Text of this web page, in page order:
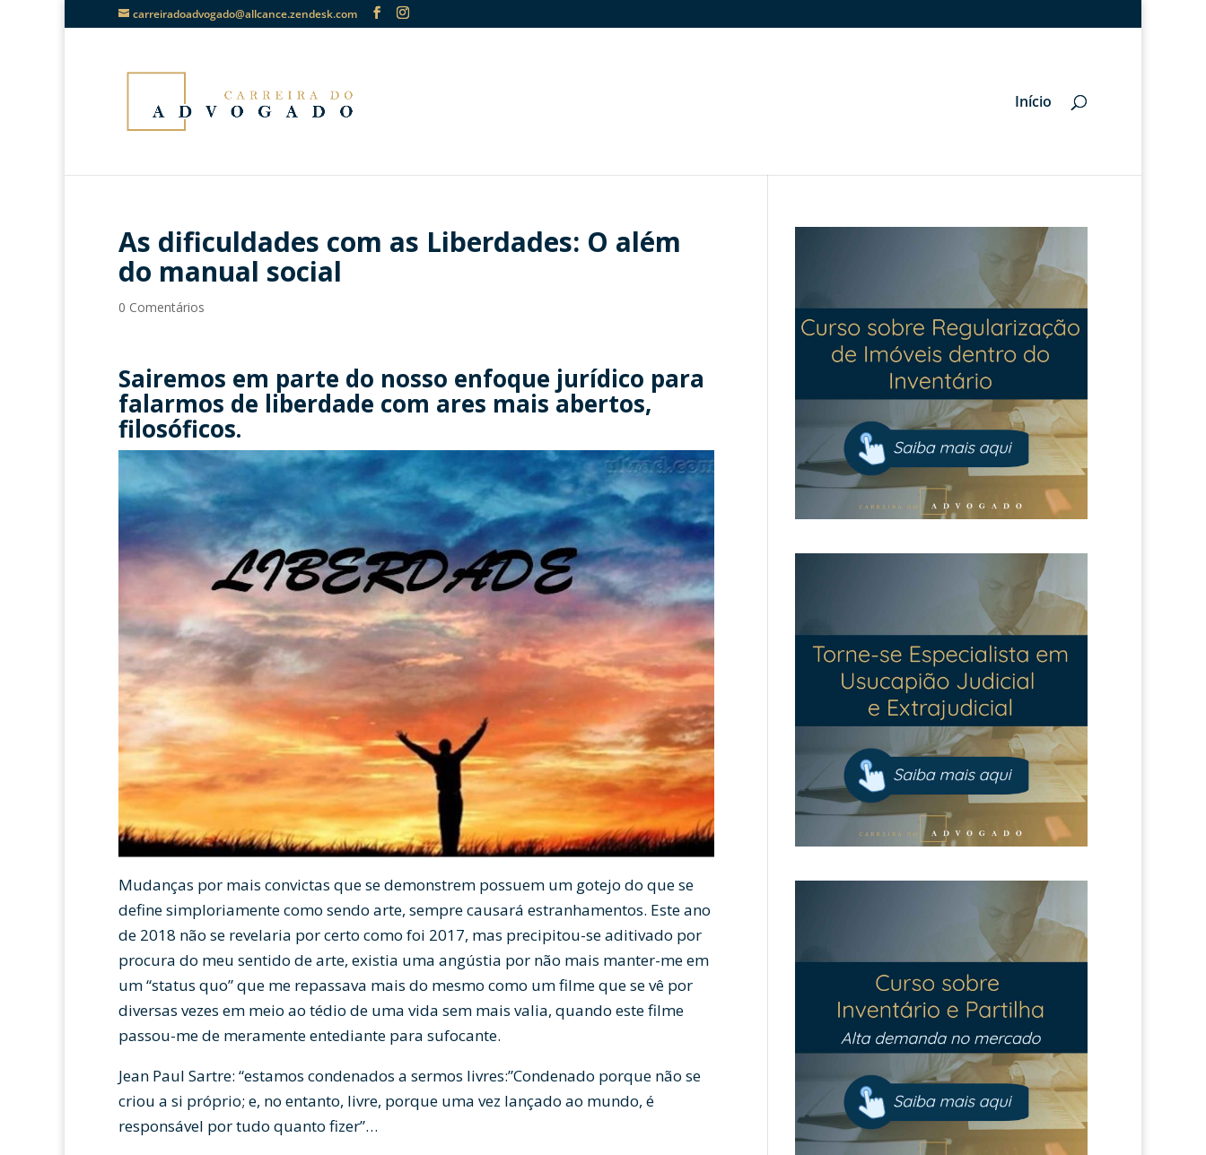
carreiradoadvogado@allcance.zendesk.com
Início
As dificuldades com as Liberdades: O além
do manual social
0 Comentários
Sairemos em parte do nosso enfoque jurídico para
falarmos de liberdade com ares mais abertos,
filosóficos.
Mudanças por mais convictas que se demonstrem possuem um gotejo do que se
define simploriamente como sendo arte, sempre causará estranhamentos. Este ano
de 2018 não se revelaria por certo como foi 2017, mas precipitou-se aditivado por
procura do meu sentido de arte, existia uma angústia por não mais manter-me em
um “status quo” que me repassava mais do mesmo como um filme que se vê por
diversas vezes em meio ao tédio de uma vida sem mais valia, quando este filme
passou-me de meramente entediante para sufocante.
Jean Paul Sartre: “estamos condenados a sermos livres:”Condenado porque não se
criou a si próprio; e, no entanto, livre, porque uma vez lançado ao mundo, é
responsável por tudo quanto fizer”…